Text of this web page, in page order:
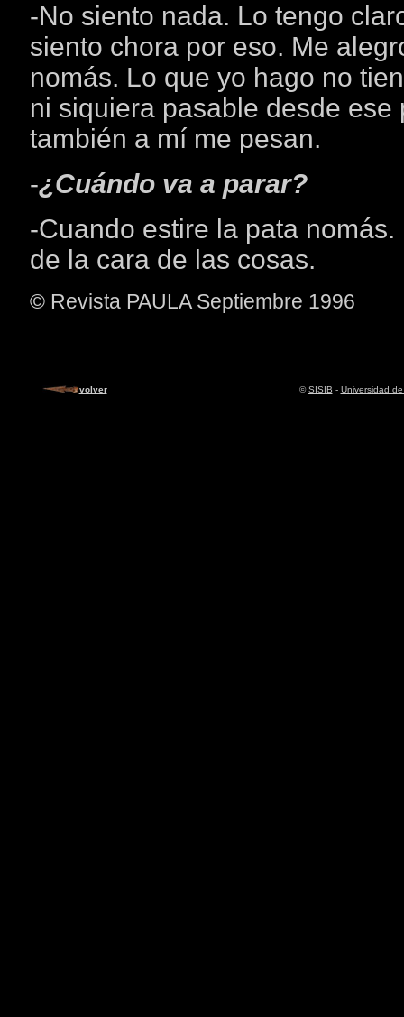
-No siento nada. Lo tengo
siento chora por eso. Me
nomás. Lo que yo hago no
ni siquiera pasable desde
también a mí me pesan.
-¿Cuándo va a parar?
-Cuando estire la pata
de la cara de las cosas.
© Revista PAULA Septiembre 1996
volver ©SISIB - Universidad